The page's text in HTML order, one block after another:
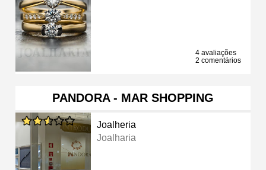
4 avaliações
2 comentários
PANDORA - MAR SHOPPING
Joalheria
Joalharia